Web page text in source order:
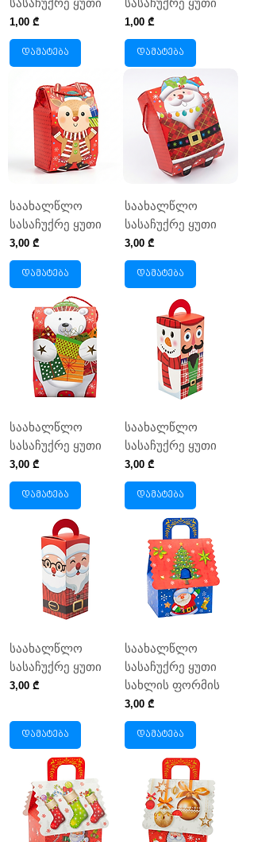
სასაჩუქრე ყუთი
Price
1,00 ₾
დამატება
სასაჩუქრე ყუთი
Price
1,00 ₾
დამატება
საახალწლო
სასაჩუქრე ყუთი
Price
3,00 ₾
დამატება
საახალწლო
სასაჩუქრე ყუთი
Price
3,00 ₾
დამატება
საახალწლო
სასაჩუქრე ყუთი
Price
3,00 ₾
დამატება
საახალწლო
სასაჩუქრე ყუთი
Price
3,00 ₾
დამატება
საახალწლო
სასაჩუქრე ყუთი
Price
3,00 ₾
დამატება
საახალწლო
სასაჩუქრე ყუთი
სახლის ფორმის
Price
3,00 ₾
დამატება